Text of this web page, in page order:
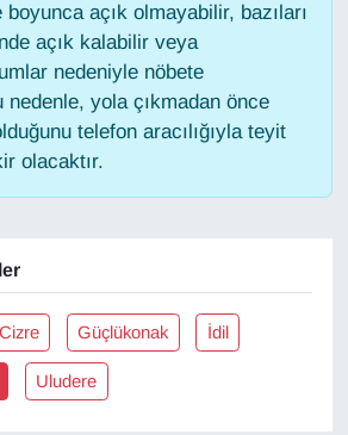
açık olmayabilir, bazıları
açık kalabilir veya
nedeniyle nöbete
nedenle, yola çıkmadan önce
telefon aracılığıyla teyit
olacaktır.
Cizre Güçlükonak İdil
Uludere